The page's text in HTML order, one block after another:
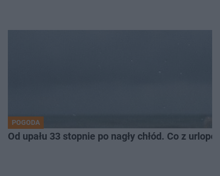
POGODA
Od upału 33 stopnie po nagły chłód. Co z